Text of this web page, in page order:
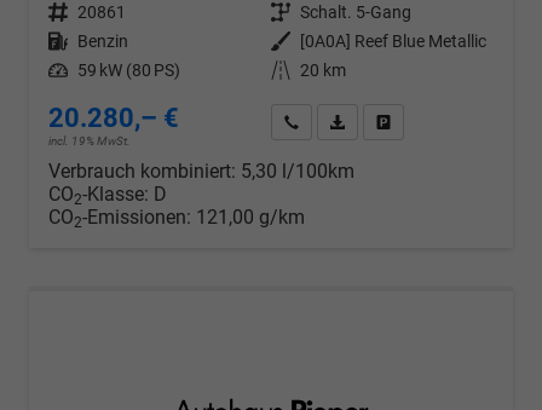
Fahrzeugnr. 20861 Getriebe Schalt. 5-Gang
Kraftstoff Benzin Außenfarbe
[0A0A] Reef Blue Metallic
Leistung 59 kW (80 PS) Kilometerstand 20 km
20.280,– €
incl. 19% MwSt.
Wir rufen Sie anPDF-Datei, Fahrzeugexposé
Verbrauch kombiniert: 5,30 l/100km
CO2-Klasse: D
CO2-Emissionen: 121,00 g/km